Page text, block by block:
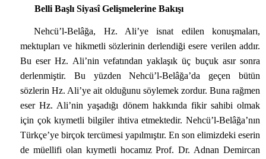
Belli Başlı Siyasî Gelişmelerine Bakışı
Nehcü’l-Belâğa, Hz. Ali’ye isnat edilen konuşmaları,
mektupları ve hikmetli sözlerinin derlendiği esere verilen addır.
Bu eser Hz. Ali’nin vefatından yaklaşık üç buçuk asır sonra
derlenmiştir. Bu yüzden Nehcü’l-Belâğa’da geçen bütün
sözlerin Hz. Ali’ye ait olduğunu söylemek zordur. Buna rağmen
eser Hz. Ali’nin yaşadığı dönem hakkında fikir sahibi olmak
için çok kıymetli bilgiler ihtiva etmektedir. Nehcü’l-Belâğa’nın
Türkçe’ye birçok tercümesi yapılmıştır. En son elimizdeki eserin
de müellifi olan kıymetli hocamız Prof. Dr. Adnan Demircan